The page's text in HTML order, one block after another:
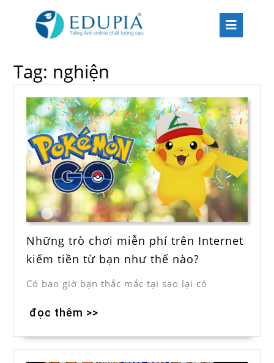
Tag: nghiện
Những trò chơi miễn phí trên Internet
kiếm tiền từ bạn như thế nào?
Có bao giờ bạn thắc mắc tại sao lại có
đọc thêm >>